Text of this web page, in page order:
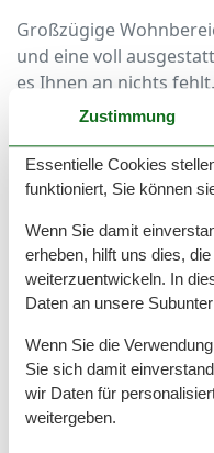
Großzügige
und eine voll
es Ihnen an nichts fehlt.
Viele Ferienhäuser
einen Balkon, von dem
und die frische
Ein eigener Garten
geselligen Abenden
Sundowner nach
Der Strand ist
Spaziergang
Mit nur etwa 100
Zustimmung
Essentielle Cookies
funktioniert, Sie können
Wenn Sie damit
erheben, hilft uns dies,
weiterzuentwickeln. In
Daten an unsere
Wenn Sie die
Sie sich damit
wir Daten für
weitergeben.